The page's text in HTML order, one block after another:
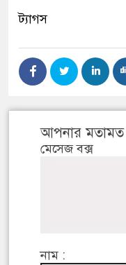
ট্যাগস
আপনার মতামত
মেসেজ বক্স
নাম :